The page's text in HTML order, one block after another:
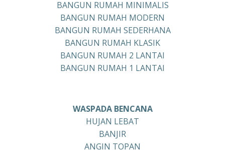
BANGUN RUMAH MINIMALIS
BANGUN RUMAH MODERN
BANGUN RUMAH SEDERHANA
BANGUN RUMAH KLASIK
BANGUN RUMAH 2 LANTAI
BANGUN RUMAH 1 LANTAI
WASPADA BENCANA
HUJAN LEBAT
BANJIR
ANGIN TOPAN